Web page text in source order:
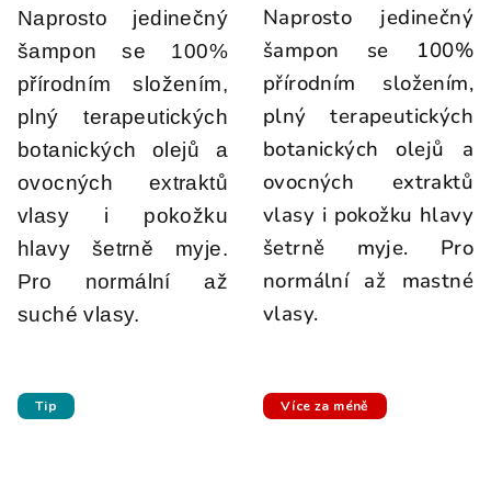
Naprosto jedinečný
šampon se 100%
přírodním složením,
plný terapeutických
botanických olejů a
ovocných extraktů
vlasy i pokožku
hlavy šetrně myje.
Pro normální až
suché vlasy.
Naprosto jedinečný
šampon se 100%
přírodním složením,
plný terapeutických
botanických olejů a
ovocných extraktů
vlasy i pokožku hlavy
šetrně myje. Pro
normální až mastné
vlasy.
Tip Více za méně